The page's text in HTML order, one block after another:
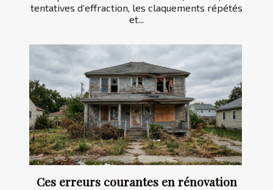
tentatives d’effraction, les claquements répétés
et...
Ces erreurs courantes en rénovation